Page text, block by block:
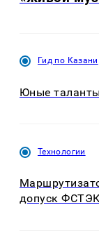
Гид по Казани
Юные
Технологии
допуск